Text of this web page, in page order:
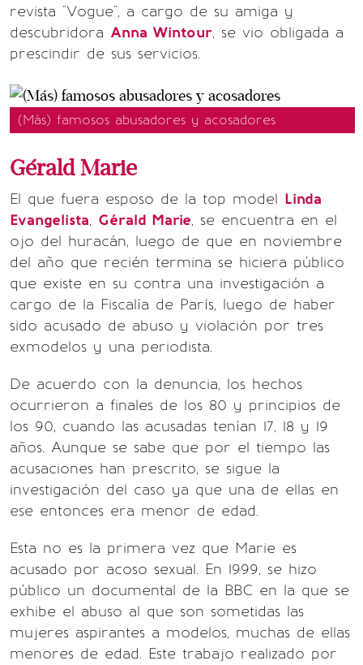
revista "Vogue", a cargo de su amiga y
descubridora Anna Wintour, se vio obligada a
prescindir de sus servicios.
(Más) famosos abusadores y acosadores
Gérald Marie
El que fuera esposo de la top model Linda
Evangelista, Gérald Marie, se encuentra en el
ojo del huracán, luego de que en noviembre
del año que recién termina se hiciera público
que existe en su contra una investigación a
cargo de la Fiscalía de París, luego de haber
sido acusado de abuso y violación por tres
exmodelos y una periodista.
De acuerdo con la denuncia, los hechos
ocurrieron a finales de los 80 y principios de
los 90, cuando las acusadas tenían 17, 18 y 19
años. Aunque se sabe que por el tiempo las
acusaciones han prescrito, se sigue la
investigación del caso ya que una de ellas en
ese entonces era menor de edad.
Esta no es la primera vez que Marie es
acusado por acoso sexual. En 1999, se hizo
público un documental de la BBC en la que se
exhibe el abuso al que son sometidas las
mujeres aspirantes a modelos, muchas de ellas
menores de edad. Este trabajo realizado por